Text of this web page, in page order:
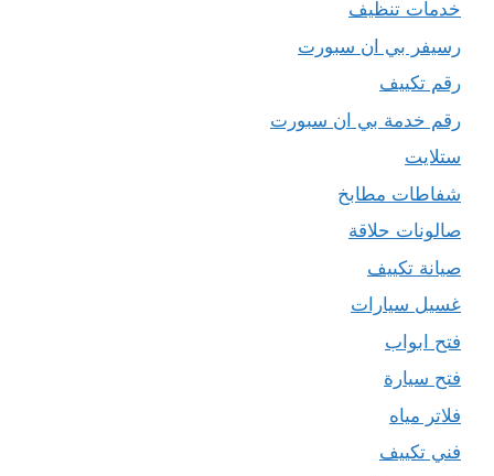
خدمات تنظيف
رسيفر بي ان سبورت
رقم تكييف
رقم خدمة بي ان سبورت
ستلايت
شفاطات مطابخ
صالونات حلاقة
صيانة تكييف
غسيل سيارات
فتح ابواب
فتح سيارة
فلاتر مياه
فني تكييف